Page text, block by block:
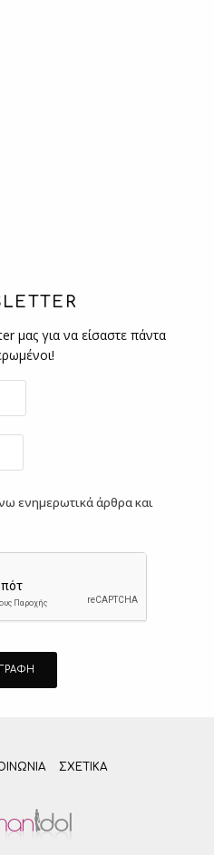
μας για να είσαστε πάντα
ενημερωτικά άρθρα και
ΣΧΕΤΙΚΆ